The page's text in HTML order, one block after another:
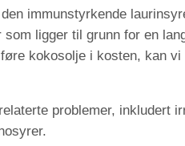
immunstyrkende
ligger til grunn for en
kokosolje i kosten, kan
problemer, inkludert